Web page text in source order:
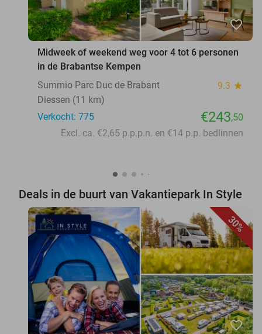
favorite_border
Midweek of weekend weg voor 4 tot 6 personen
in de Brabantse Kempen
Summio Parc Duc de Brabant
9.3 star
Diessen (11 km)
Verkocht: 775
€243,50
Excl. ca. €2,65 p.p.p.n. en €14 p.p. bedlinnen
Deals in de buurt van Vakantiepark In Style
30%
favorite_border